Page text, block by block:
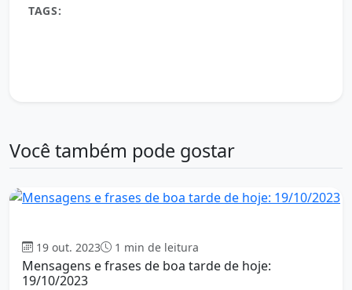
TAGS:
Você também pode gostar
19 out. 2023 1 min de leitura
Mensagens e frases de boa tarde de hoje:
19/10/2023